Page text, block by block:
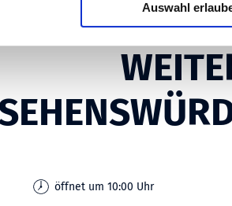
Auswahl
öffnet um 10:00 Uhr